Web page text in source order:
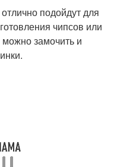
подойдут для
чипсов или
замочить и